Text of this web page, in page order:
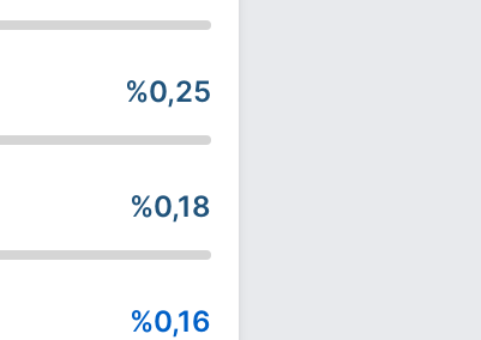
%0,25
%0,18
%0,16